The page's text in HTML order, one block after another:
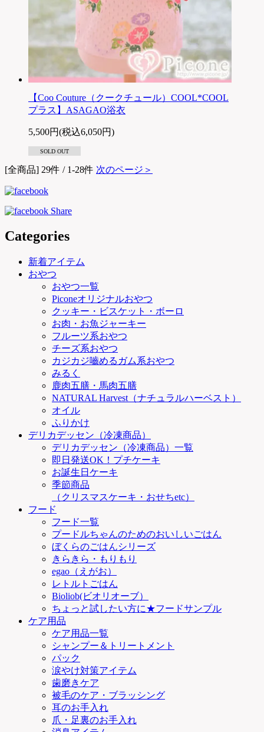
【Coo Couture（クークチュール）COOL*COOL
プラス】ASAGAO浴衣
5,500円(税込6,050円)
SOLD OUT
[全商品] 29件 / 1-28件 次のページ＞
Categories
新着アイテム
おやつ
おやつ一覧
Piconeオリジナルおやつ
クッキー・ビスケット・ボーロ
お肉・お魚ジャーキー
フルーツ系おやつ
チーズ系おやつ
カジカジ嚙めるガム系おやつ
みるく
鹿肉五膳・馬肉五膳
NATURAL Harvest（ナチュラルハーベスト）
オイル
ふりかけ
デリカデッセン（冷凍商品）
デリカデッセン（冷凍商品）一覧
即日発送OK！プチケーキ
お誕生日ケーキ
季節商品
（クリスマスケーキ・おせちetc）
フード
フード一覧
プードルちゃんのためのおいしいごはん
ぼくらのごはんシリーズ
きらきら・もりもり
egao（えがお）
レトルトごはん
Bioliob(ビオリオーブ）
ちょっと試したい方に★フードサンプル
ケア用品
ケア用品一覧
シャンプー＆トリートメント
パック
涙やけ対策アイテム
歯磨きケア
被毛のケア・ブラッシング
耳のお手入れ
爪・足裏のお手入れ